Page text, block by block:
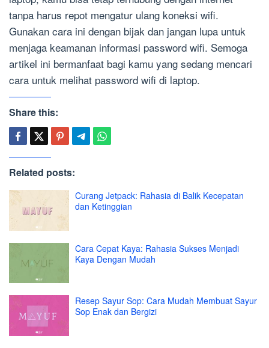
tanpa harus repot mengatur ulang koneksi wifi.
Gunakan cara ini dengan bijak dan jangan lupa untuk
menjaga keamanan informasi password wifi. Semoga
artikel ini bermanfaat bagi kamu yang sedang mencari
cara untuk melihat password wifi di laptop.
Share this:
Related posts:
Curang Jetpack: Rahasia di Balik Kecepatan
dan Ketinggian
Cara Cepat Kaya: Rahasia Sukses Menjadi
Kaya Dengan Mudah
Resep Sayur Sop: Cara Mudah Membuat Sayur
Sop Enak dan Bergizi